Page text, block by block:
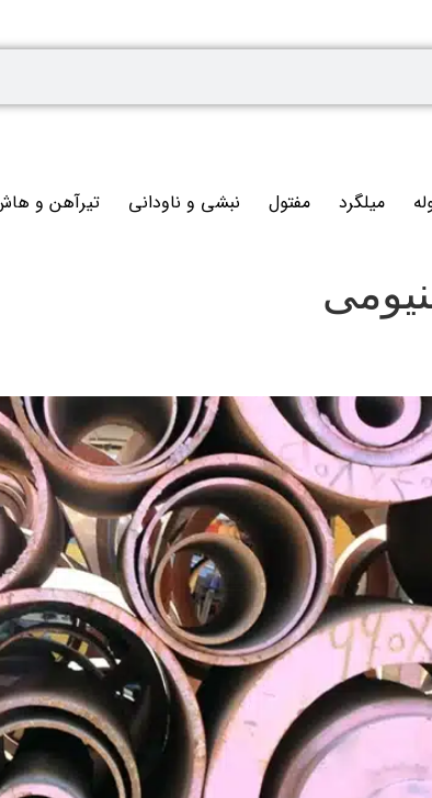
میلگرد مفتول نبشی و ناودانی تیرآهن و